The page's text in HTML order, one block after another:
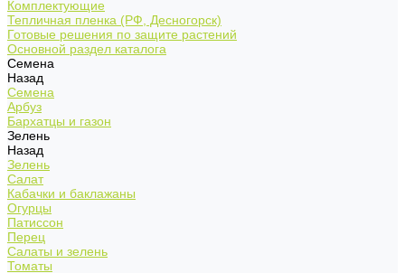
Комплектующие
Тепличная пленка (РФ, Десногорск)
Готовые решения по защите растений
Основной раздел каталога
Семена
Назад
Семена
Арбуз
Бархатцы и газон
Зелень
Назад
Зелень
Салат
Кабачки и баклажаны
Огурцы
Патиссон
Перец
Салаты и зелень
Томаты